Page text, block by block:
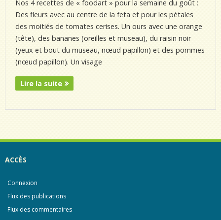
Nos 4 recettes de « foodart » pour la semaine du goût :
Des fleurs avec au centre de la feta et pour les pétales
des moitiés de tomates cerises. Un ours avec une orange
(tête), des bananes (oreilles et museau), du raisin noir
(yeux et bout du museau, nœud papillon) et des pommes
(nœud papillon). Un visage
Lire la suite
ACCÈS
Connexion
Flux des publications
Flux des commentaires